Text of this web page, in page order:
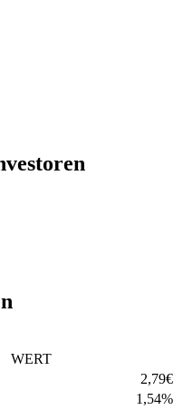
WERT
2,79€
1,54%